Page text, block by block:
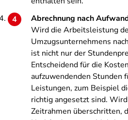
Abrechnung nach
Wird die Arbeitsleistung
Umzugsunternehmens
ist nicht nur der
Entscheidend für die
aufzuwendenden Stunden
Leistungen, zum Beispiel
richtig angesetzt sind.
Zeitrahmen überschritten,